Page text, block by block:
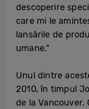
descoperire
care mi le
lansările de
umane.”
Unul dintre
2010, în timpul
de la Vancouver.